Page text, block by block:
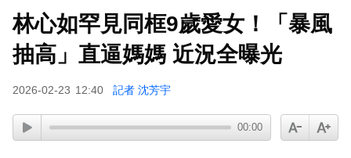
下載東森App，隨時掌握天下大小事！
美國抗癌網紅拒安寧！家屬證實死訊 得年26歲
林心如罕見同框9歲愛女！「暴風
抽高」直逼媽媽 近況全曝光
2026-02-23 12:40 記者 沈芳宇
00:00